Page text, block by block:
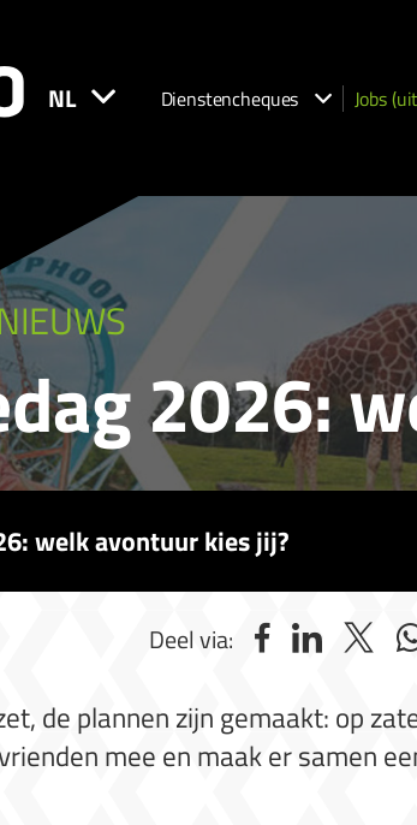
NL Dienstencheques Jobs
2026:
welk avontuur kies jij?
Deel via:
de plannen zijn gemaakt: op
mee en maak er samen